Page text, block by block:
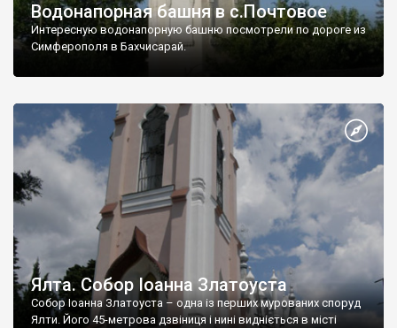
Водонапорная башня в с.Почтовое
Интересную водонапорную башню посмотрели по дороге из
Симферополя в Бахчисарай.
Ялта. Собор Іоанна Златоуста
Собор Іоанна Златоуста – одна із перших мурованих споруд
Ялти. Його 45-метрова дзвіниця і нині видніється в місті